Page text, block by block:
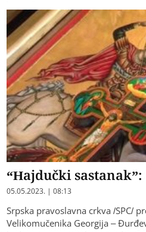
“Hajdučki
05.05.2023. | 08:13
Srpska pravoslavna crkva /SPC/
Velikomučenika Georgija –